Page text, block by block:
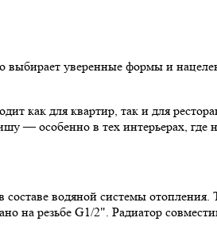
уверенные формы и
как для квартир, так и для
— особенно в тех интерьерах, где
водяной системы
на резьбе G1/2". Радиатор